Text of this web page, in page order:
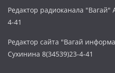
Редактор радиоканала "Вагай"
4-41
Редактор сайта "Вагай
Сухинина 8(34539)23-4-41